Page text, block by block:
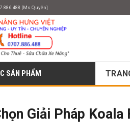
[Ms Quyên]
SẢN PHẨM
Giải Pháp